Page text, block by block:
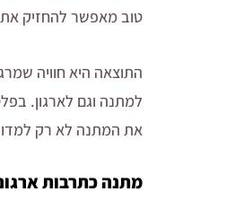
טוב מאפשר להחזיק את
התוצאה היא חוויה
למתנה וגם לארגון.
את המתנה לא רק
מתנה כתרבות